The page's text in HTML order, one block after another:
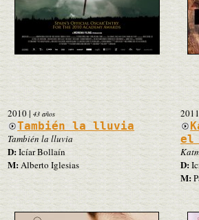
2010| 43 años
También la lluvia
También la lluvia
D:Icíar Bollaín
M:Alberto Iglesias
2011
el
D:
M: